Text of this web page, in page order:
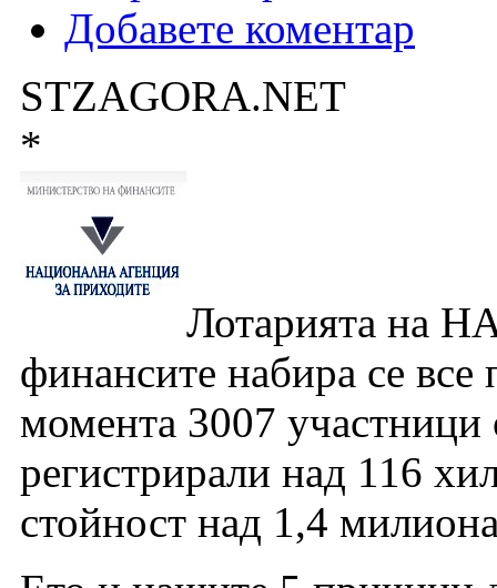
Добавете коментар
STZAGORA.NET
*
Лотарията на
финансите набира се
момента 3007 участници
регистрирали над 116
стойност над 1,4